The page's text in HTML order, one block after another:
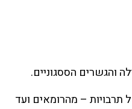
והגשרים הססגוניים.
תרבויות – מהרומאים ועד